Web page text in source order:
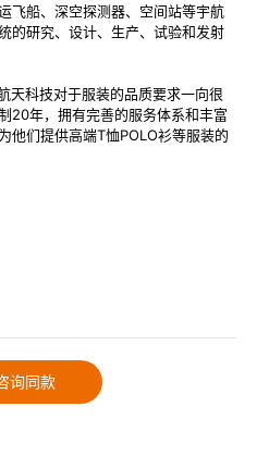
飞船、深空探测器、空间站等宇航
的研究、设计、生产、试验和发射
天科技对于服装的品质要求一向很
20年，拥有完善的服务体系和丰富
他们提供高端T恤POLO衫等服装的
询同款